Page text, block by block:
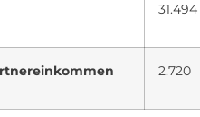
31.494
2.720